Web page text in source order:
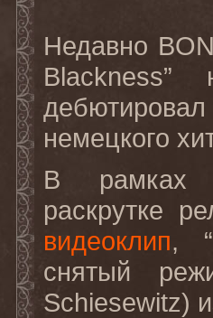
Недавно
немецкого
В рамках
раскрутке
видеоклип,
снятый
Schiesewitz)